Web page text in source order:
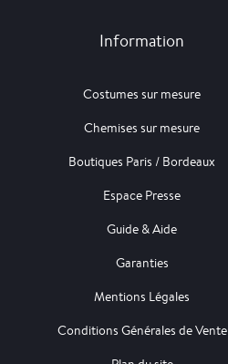
Information
Costumes sur mesure
Chemises sur mesure
Boutiques Paris / Bordeaux
Espace Presse
Guide & Aide
Garanties
Mentions Légales
Conditions Générales de Vente